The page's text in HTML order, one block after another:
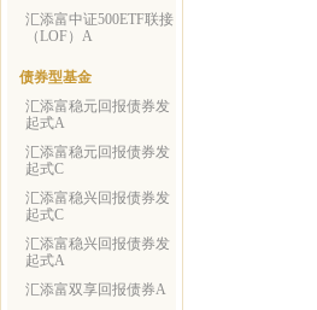
汇添富中证500ETF联接
（LOF）A
债券型基金
汇添富稳元回报债券发
起式A
汇添富稳元回报债券发
起式C
汇添富稳兴回报债券发
起式C
汇添富稳兴回报债券发
起式A
汇添富双享回报债券A